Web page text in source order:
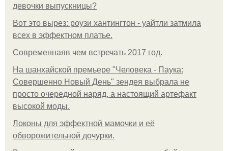
девочки выпускницы?
Вот это вырез: роузи хантингтон - уайтли затмила
всех в эффектном платьe.
Современнаяв чем встречать 2017 год.
На шанхайской премьере "Человека - Паука:
Совершенно Новый День" зендея выбрала не
просто очередной наряд, а настоящий артефакт
высокой моды.
Локоны для эффектной мамочки и её
обворожительной дочурки.